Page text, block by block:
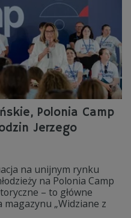
Polonia Camp
Jerzego
na unijnym rynku
na Polonia Camp
– to główne
„Widziane z